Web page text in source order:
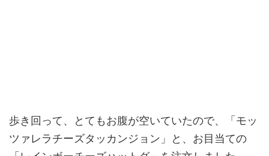
歩き回って、とてもお腹が空いていたので、「モッ
ツァレラチーズタッカンジョン」と、お目当ての